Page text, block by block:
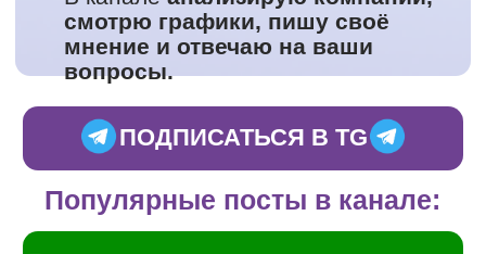
Дивиденды: что это, как работают и
как их получить?
Как понимать графики?
Как защитить свои инвестиции от
различных рисков?